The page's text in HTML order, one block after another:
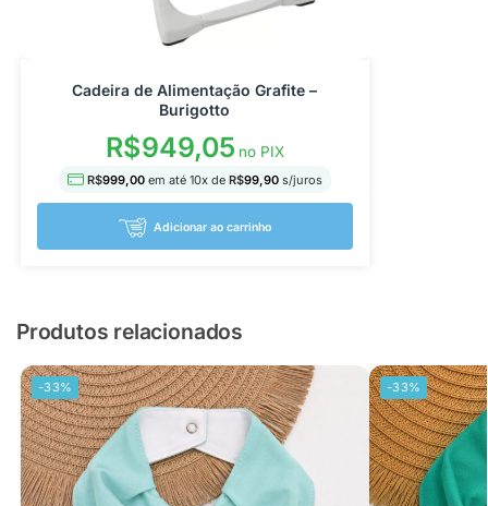
Cadeira de Alimentação Grafite –
Burigotto
R$949,05no PIX
R$999,00 em até 10x de R$99,90s/juros
Adicionar ao carrinho
Produtos relacionados
-33% -33%